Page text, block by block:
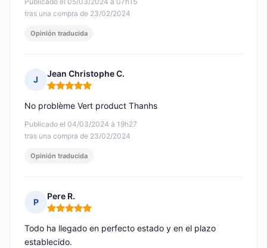
tras una compra de 23/02/2024
Opinión traducida
J
Jean Christophe C.
Nota: 5 de 5
Publicado el 04/03/2024 à 19h27
tras una compra de 23/02/2024
No problème Vert product Thanhs
Opinión traducida
P
Pere R.
Nota: 5 de 5
Todo ha llegado en perfecto estado y en el plazo
establecido.